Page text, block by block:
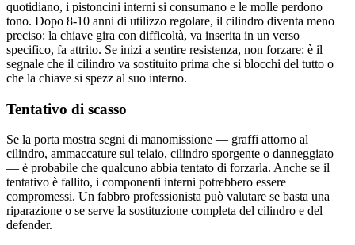
quotidiano, i pistoncini interni si consumano e le molle perdono
tono. Dopo 8-10 anni di utilizzo regolare, il cilindro diventa meno
preciso: la chiave gira con difficoltà, va inserita in un verso
specifico, fa attrito. Se inizi a sentire resistenza, non forzare: è il
segnale che il cilindro va sostituito prima che si blocchi del tutto o
che la chiave si spezz al suo interno.
Tentativo di scasso
Se la porta mostra segni di manomissione — graffi attorno al
cilindro, ammaccature sul telaio, cilindro sporgente o danneggiato
— è probabile che qualcuno abbia tentato di forzarla. Anche se il
tentativo è fallito, i componenti interni potrebbero essere
compromessi. Un fabbro professionista può valutare se basta una
riparazione o se serve la sostituzione completa del cilindro e del
defender.